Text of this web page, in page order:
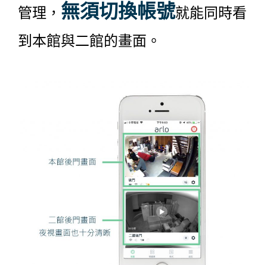
管理， 無須切換帳號就能同時看
到本館與二館的畫面。